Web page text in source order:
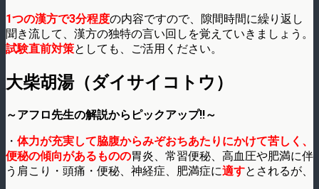
1つの漢方で3分程度の内容ですので、隙間時間に繰り返し
聞き流して、漢方の独特の言い回しを覚えていきましょう。
試験直前対策としても、ご活用ください。
大柴胡湯（ダイサイコトウ）
～アフロ先生の解説からピックアップ!!～
・ 体力が充実して脇腹からみぞおちあたりにかけて苦しく、
便秘の傾向があるものの胃炎、常習便秘、高血圧や肥満に伴
う肩こり・頭痛・便秘、神経症、肥満症に適すとされるが、